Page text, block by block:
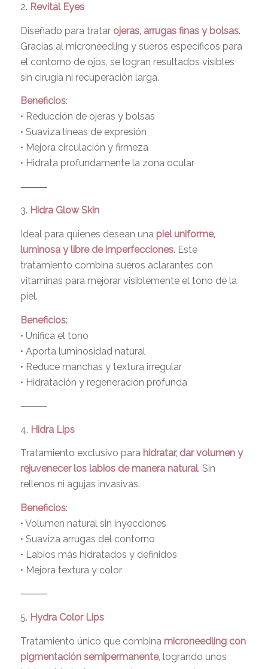
2. Revital Eyes
Diseñado para tratar ojeras, arrugas finas y bolsas.
Gracias al microneedling y sueros específicos para
el contorno de ojos, se logran resultados visibles
sin cirugía ni recuperación larga.
Beneficios:
• Reducción de ojeras y bolsas
• Suaviza líneas de expresión
• Mejora circulación y firmeza
• Hidrata profundamente la zona ocular
⸻
3. Hidra Glow Skin
Ideal para quienes desean una piel uniforme,
luminosa y libre de imperfecciones. Este
tratamiento combina sueros aclarantes con
vitaminas para mejorar visiblemente el tono de la
piel.
Beneficios:
• Unifica el tono
• Aporta luminosidad natural
• Reduce manchas y textura irregular
• Hidratación y regeneración profunda
⸻
4. Hidra Lips
Tratamiento exclusivo para hidratar, dar volumen y
rejuvenecer los labios de manera natural. Sin
rellenos ni agujas invasivas.
Beneficios:
• Volumen natural sin inyecciones
• Suaviza arrugas del contorno
• Labios más hidratados y definidos
• Mejora textura y color
⸻
5. Hydra Color Lips
Tratamiento único que combina microneedling con
pigmentación semipermanente, logrando unos